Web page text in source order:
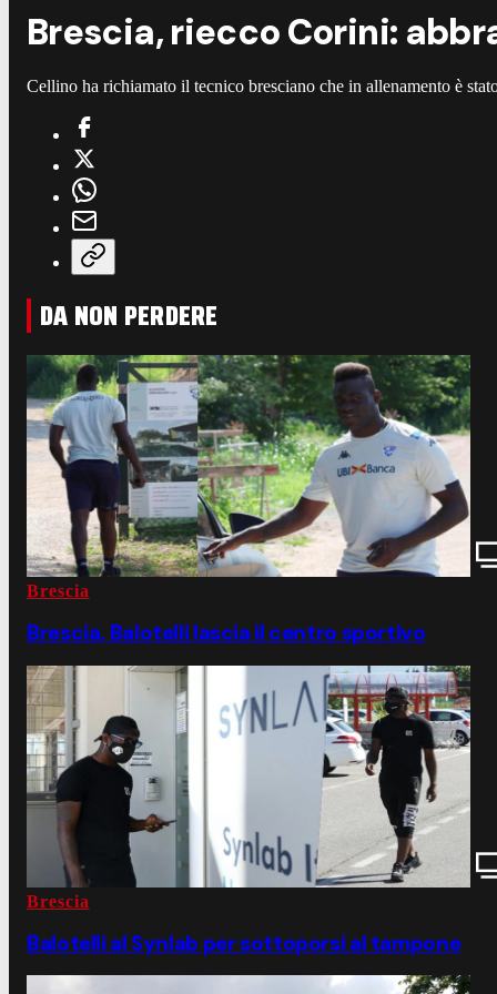
Brescia, riecco Corini:
Cellino ha richiamato il tecnico bresciano che in allenamento è
DA NON PERDERE
Brescia
Brescia, Balotelli lascia il centro sportivo
Brescia
Balotelli al Synlab per sottoporsi al tampone